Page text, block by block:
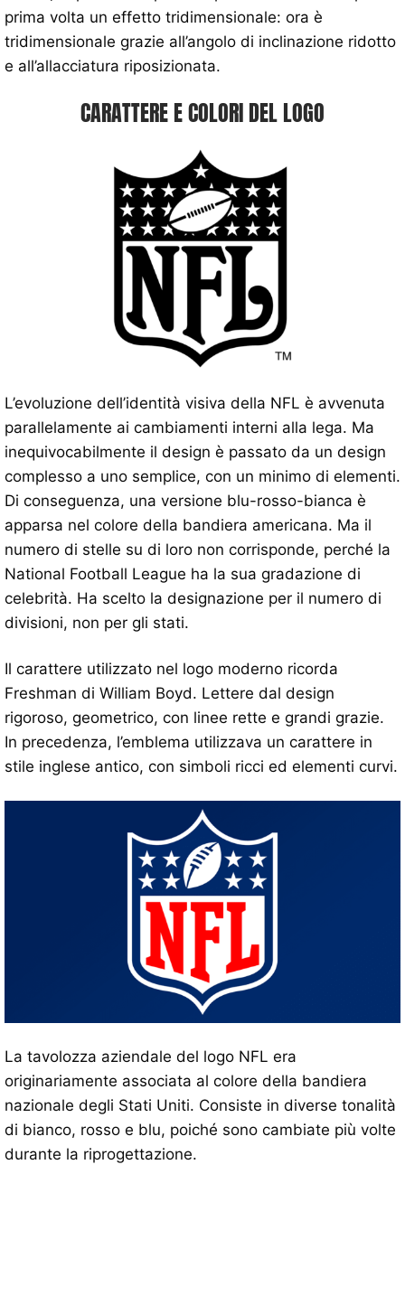
prima volta un effetto tridimensionale: ora è
tridimensionale grazie all’angolo di inclinazione ridotto
e all’allacciatura riposizionata.
CARATTERE E COLORI DEL LOGO
L’evoluzione dell’identità visiva della NFL è avvenuta
parallelamente ai cambiamenti interni alla lega. Ma
inequivocabilmente il design è passato da un design
complesso a uno semplice, con un minimo di elementi.
Di conseguenza, una versione blu-rosso-bianca è
apparsa nel colore della bandiera americana. Ma il
numero di stelle su di loro non corrisponde, perché la
National Football League ha la sua gradazione di
celebrità. Ha scelto la designazione per il numero di
divisioni, non per gli stati.
Il carattere utilizzato nel logo moderno ricorda
Freshman di William Boyd. Lettere dal design
rigoroso, geometrico, con linee rette e grandi grazie.
In precedenza, l’emblema utilizzava un carattere in
stile inglese antico, con simboli ricci ed elementi curvi.
La tavolozza aziendale del logo NFL era
originariamente associata al colore della bandiera
nazionale degli Stati Uniti. Consiste in diverse tonalità
di bianco, rosso e blu, poiché sono cambiate più volte
durante la riprogettazione.